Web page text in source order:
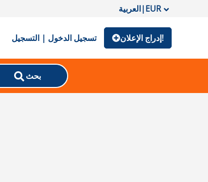
العربية|EUR
تسجيل الدخول | التسجيل إدراج الإعلان!
بحث